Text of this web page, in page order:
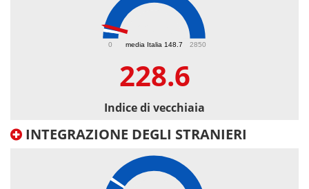
media Italia 148.7
0 2850
228.6
Indice di vecchiaia
INTEGRAZIONE DEGLI STRANIERI